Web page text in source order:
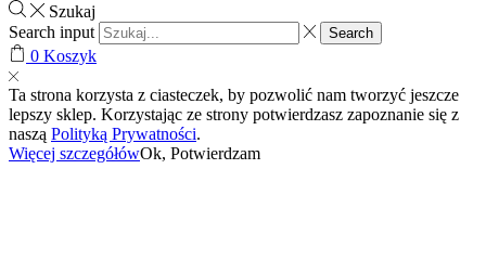
Szukaj
Search input
Search
0 Koszyk
Ta strona korzysta z ciasteczek, by pozwolić nam tworzyć jeszcze
lepszy sklep. Korzystając ze strony potwierdzasz zapoznanie się z
naszą Polityką Prywatności.
Więcej szczegółówOk, Potwierdzam